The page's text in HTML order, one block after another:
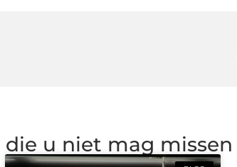
die u niet mag missen